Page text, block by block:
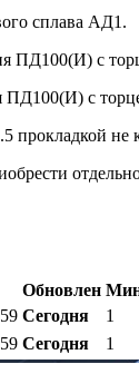
сплава АД1.
ПД100(И) с
с
не
Обновлен
Сегодня 1
Сегодня 1